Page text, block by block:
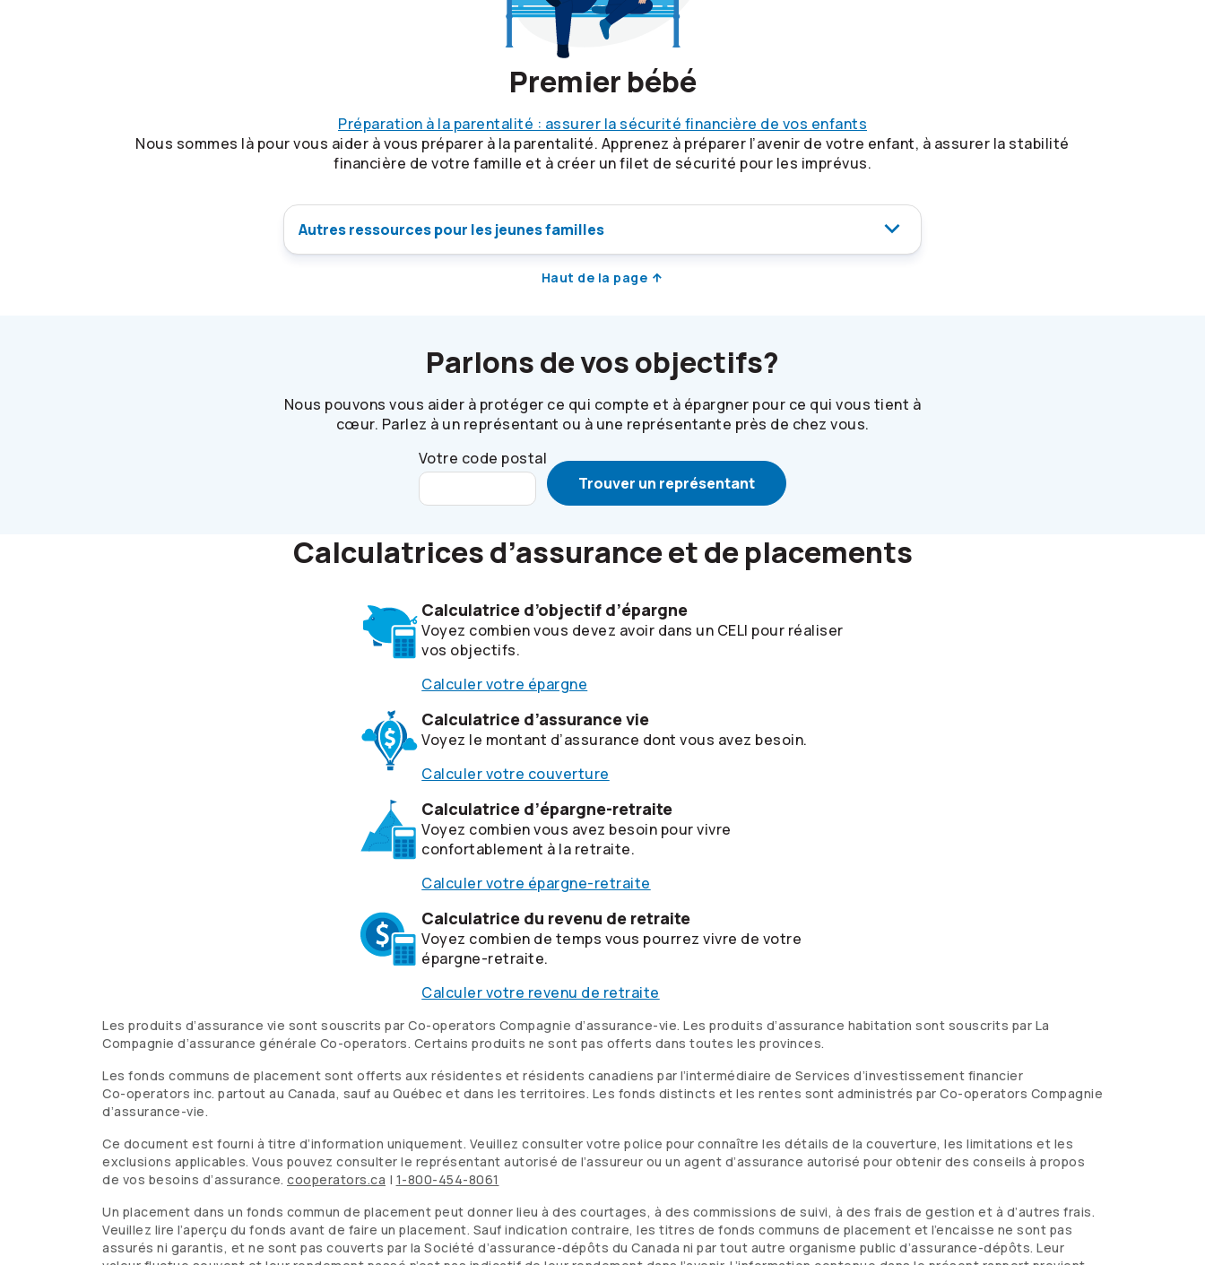
Premier bébé
Préparation à la parentalité : assurer la sécurité financière de vos enfants
Nous sommes là pour vous aider à vous préparer à la parentalité. Apprenez à préparer l’avenir de votre enfant, à assurer la stabilité
financière de votre famille et à créer un filet de sécurité pour les imprévus.
Autres ressources pour les jeunes familles
Haut de la page
Parlons de vos objectifs?
Nous pouvons vous aider à protéger ce qui compte et à épargner pour ce qui vous tient à
cœur. Parlez à un représentant ou à une représentante près de chez vous.
Votre code postal
Trouver un représentant
Calculatrices d’assurance et de placements
Calculatrice d’objectif d’épargne
Voyez combien vous devez avoir dans un CELI pour réaliser
vos objectifs.
Calculer votre épargne
Calculatrice d’assurance vie
Voyez le montant d’assurance dont vous avez besoin.
Calculer votre couverture
Calculatrice d’épargne-retraite
Voyez combien vous avez besoin pour vivre
confortablement à la retraite.
Calculer votre épargne-retraite
Calculatrice du revenu de retraite
Voyez combien de temps vous pourrez vivre de votre
épargne-retraite.
Calculer votre revenu de retraite
Les produits d’assurance vie sont souscrits par Co-operators Compagnie d’assurance-vie. Les produits d’assurance habitation sont souscrits par La
Compagnie d’assurance générale Co-operators. Certains produits ne sont pas offerts dans toutes les provinces.
Les fonds communs de placement sont offerts aux résidentes et résidents canadiens par l’intermédiaire de Services d’investissement financier
Co-operators inc. partout au Canada, sauf au Québec et dans les territoires. Les fonds distincts et les rentes sont administrés par Co-operators Compagnie
d’assurance-vie.
Ce document est fourni à titre d’information uniquement. Veuillez consulter votre police pour connaître les détails de la couverture, les limitations et les
exclusions applicables. Vous pouvez consulter le représentant autorisé de l’assureur ou un agent d’assurance autorisé pour obtenir des conseils à propos
de vos besoins d’assurance. cooperators.ca | 1-800-454-8061
Un placement dans un fonds commun de placement peut donner lieu à des courtages, à des commissions de suivi, à des frais de gestion et à d’autres frais.
Veuillez lire l’aperçu du fonds avant de faire un placement. Sauf indication contraire, les titres de fonds communs de placement et l’encaisse ne sont pas
assurés ni garantis, et ne sont pas couverts par la Société d’assurance-dépôts du Canada ni par tout autre organisme public d’assurance-dépôts. Leur